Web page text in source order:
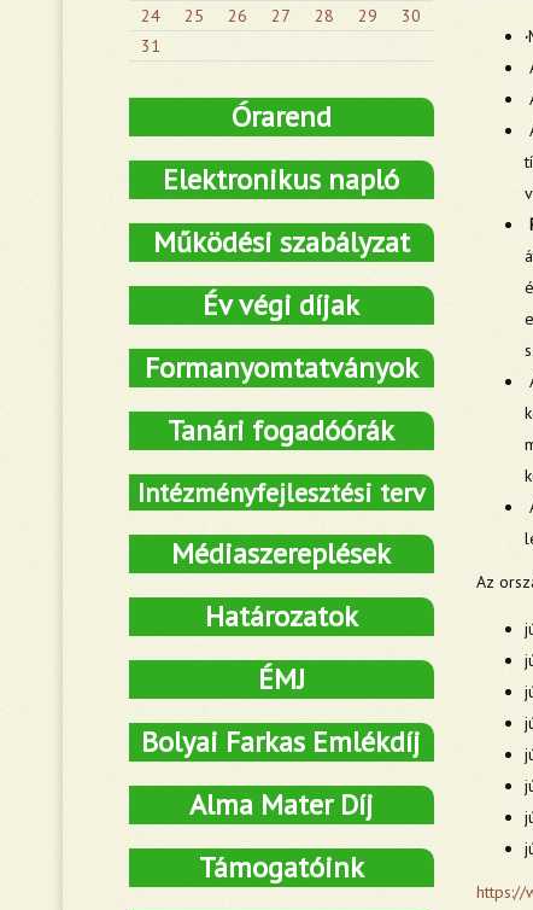
·
Az
https://
24
25 26 27 28 29
30
31
Órarend
Elektronikus napló
Működési szabályzat
Év végi díjak
Formanyomtatványok
Tanári fogadóórák
Intézményfejlesztési terv
Médiaszereplések
Határozatok
ÉMJ
Bolyai Farkas Emlékdíj
Alma Mater Díj
Támogatóink